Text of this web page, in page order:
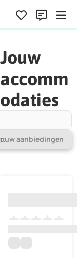
Jouw
accomm
odaties
aanbiedingen
Populariteit